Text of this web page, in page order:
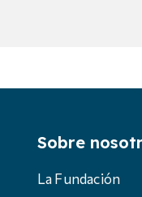
Sobre
La Fundación